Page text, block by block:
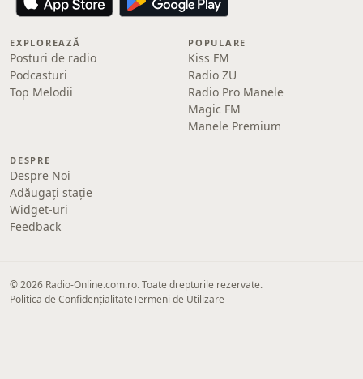
EXPLOREAZĂ
Posturi de radio
Podcasturi
Top Melodii
POPULARE
Kiss FM
Radio ZU
Radio Pro Manele
Magic FM
Manele Premium
DESPRE
Despre Noi
Adăugați stație
Widget-uri
Feedback
© 2026 Radio-Online.com.ro. Toate drepturile rezervate.
Politica de ConfidențialitateTermeni de Utilizare